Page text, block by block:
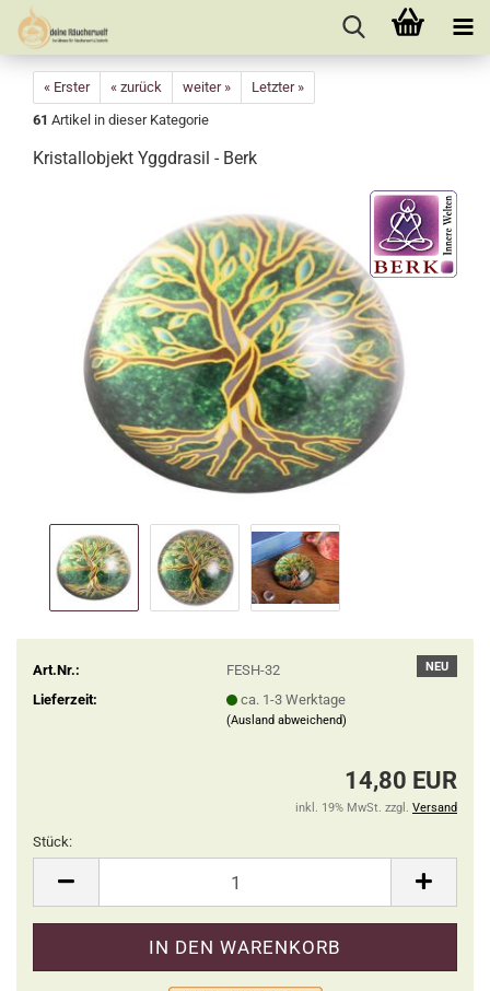
« Erster « zurück weiter »
Letzter »
61 Artikel in dieser Kategorie
Kristallobjekt Yggdrasil - Berk
NEU
Art.Nr.:
FESH-32
Lieferzeit:
ca. 1-3 Werktage
(Ausland abweichend)
14,80 EUR
inkl. 19% MwSt. zzgl. Versand
Stück: